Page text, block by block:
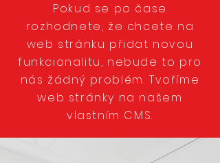
Pokud se po čase
rozhodnete, že chcete na
web stránku přidat novou
funkcionalitu, nebude to pro
nás žádný problém. Tvoříme
web stránky na našem
vlastním CMS.